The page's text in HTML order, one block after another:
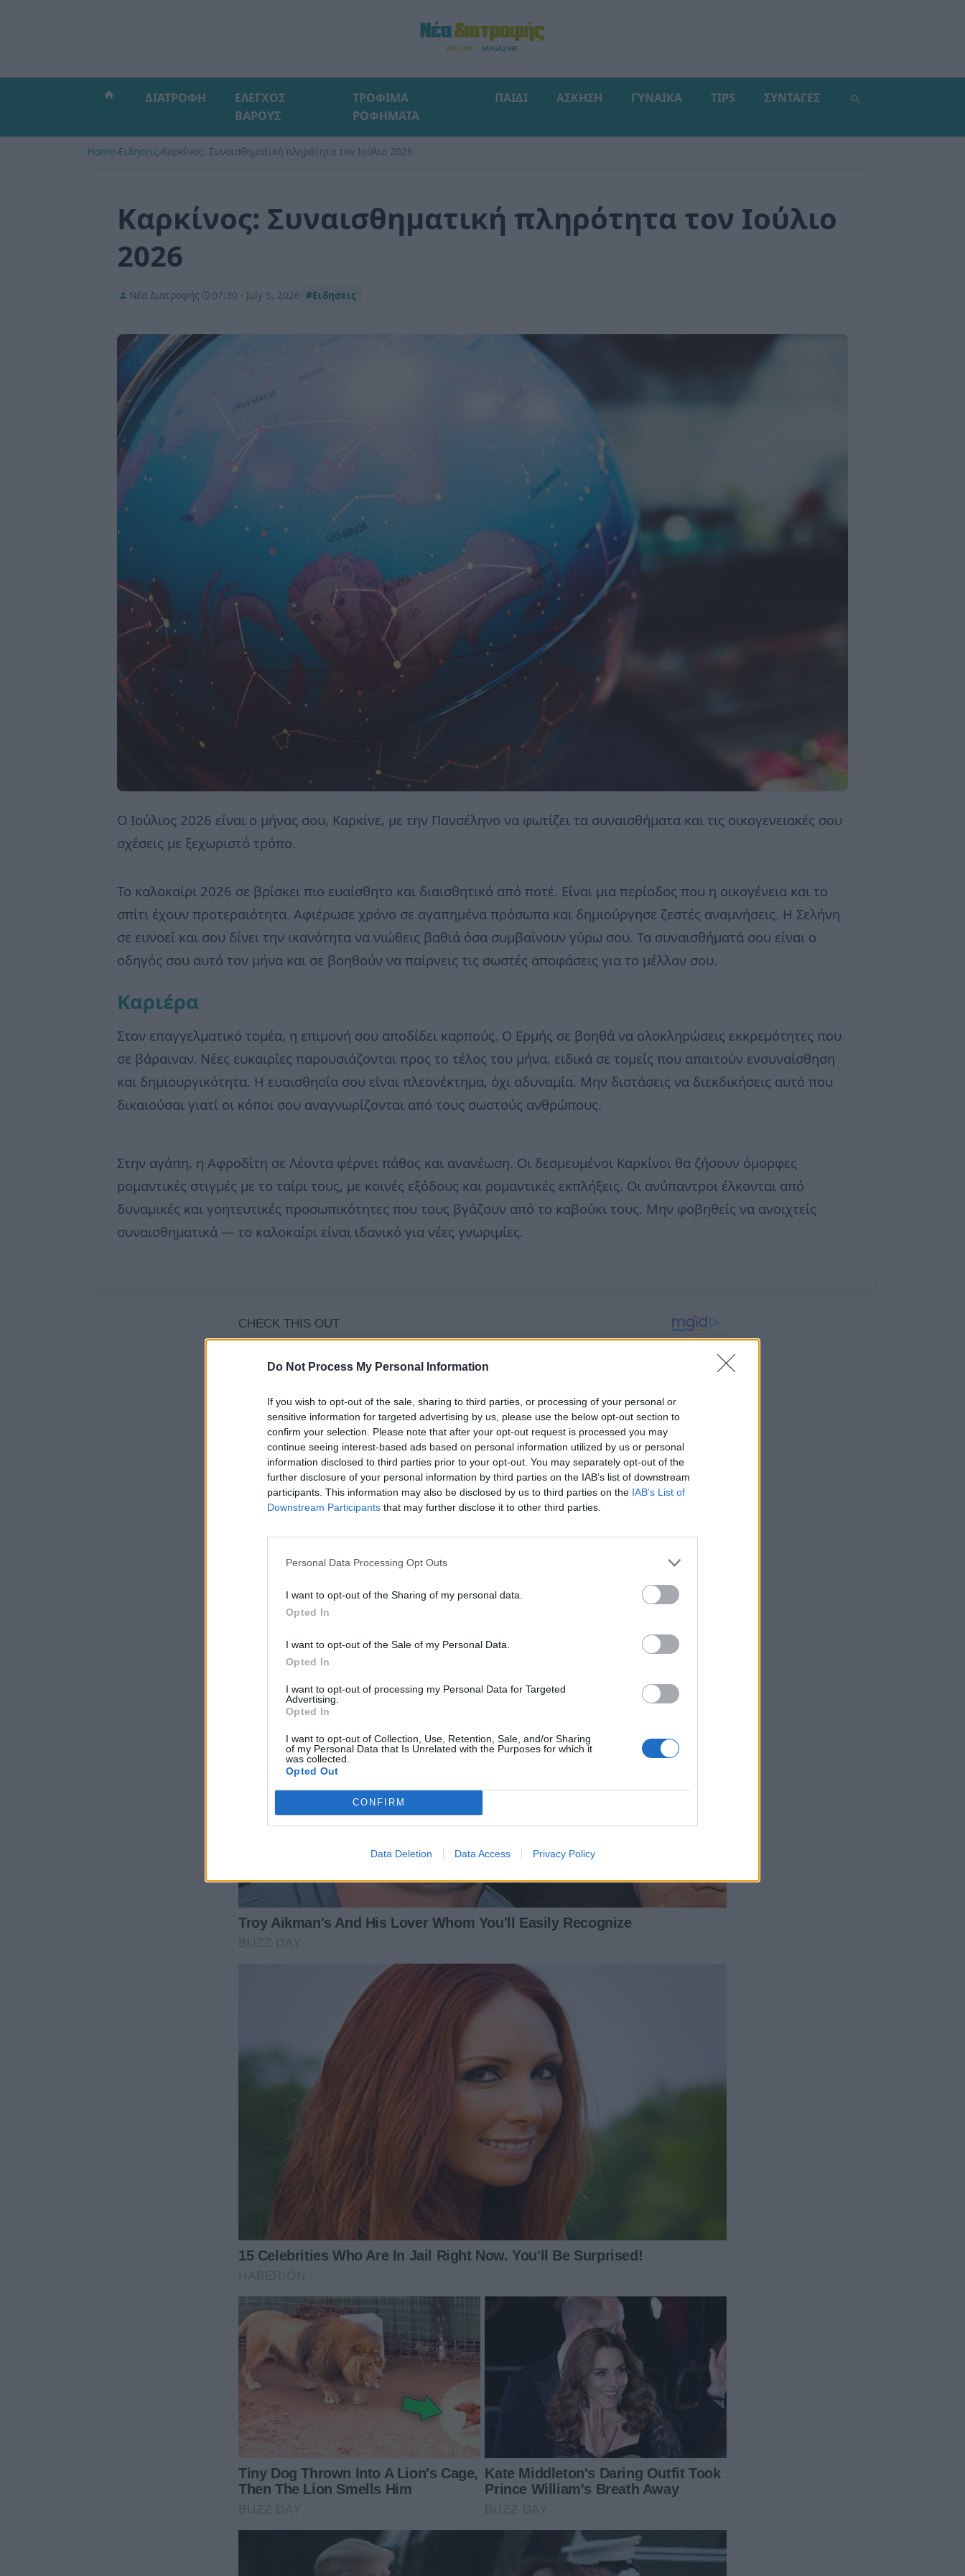
Do Not Process My Personal Information
If you wish to opt-out of the sale, sharing to third parties, or processing of your personal or
sensitive information for targeted advertising by us, please use the below opt-out section to
confirm your selection. Please note that after your opt-out request is processed you may
continue seeing interest-based ads based on personal information utilized by us or personal
information disclosed to third parties prior to your opt-out. You may separately opt-out of the
further disclosure of your personal information by third parties on the IAB’s list of downstream
participants. This information may also be disclosed by us to third parties on the IAB’s List of
Downstream Participants that may further disclose it to other third parties.
Personal Data Processing Opt Outs
I want to opt-out of the Sharing of my personal data.
Opted In
I want to opt-out of the Sale of my Personal Data.
Opted In
I want to opt-out of processing my Personal Data for Targeted
Advertising.
Opted In
I want to opt-out of Collection, Use, Retention, Sale, and/or Sharing
of my Personal Data that Is Unrelated with the Purposes for which it
was collected.
Opted Out
CONFIRM
Data Deletion Data Access Privacy Policy
ΔΙΑΤΡΟΦΗ
ΕΛΕΓΧΟΣ
ΒΑΡΟΥΣ
ΤΡΟΦΙΜΑ
ΡΟΦΗΜΑΤΑ
ΠΑΙΔΙ ΑΣΚΗΣΗ ΓΥΝΑΙΚΑ TIPS ΣΥΝΤΑΓΕΣ
Home›Ειδησεις›Καρκίνος: Συναισθηματική πληρότητα τον Ιούλιο 2026
Καρκίνος: Συναισθηματική πληρότητα τον Ιούλιο
2026
Νέα Διατροφής 07:30 - July 5, 2026 #Ειδησεις
Ο Ιούλιος 2026 είναι ο μήνας σου, Καρκίνε, με την Πανσέληνο να φωτίζει τα συναισθήματα και τις οικογενειακές σου
σχέσεις με ξεχωριστό τρόπο.
Το καλοκαίρι 2026 σε βρίσκει πιο ευαίσθητο και διαισθητικό από ποτέ. Είναι μια περίοδος που η οικογένεια και το
σπίτι έχουν προτεραιότητα. Αφιέρωσε χρόνο σε αγαπημένα πρόσωπα και δημιούργησε ζεστές αναμνήσεις. Η Σελήνη
σε ευνοεί και σου δίνει την ικανότητα να νιώθεις βαθιά όσα συμβαίνουν γύρω σου. Τα συναισθήματά σου είναι ο
οδηγός σου αυτό τον μήνα και σε βοηθούν να παίρνεις τις σωστές αποφάσεις για το μέλλον σου.
Καριέρα
Στον επαγγελματικό τομέα, η επιμονή σου αποδίδει καρπούς. Ο Ερμής σε βοηθά να ολοκληρώσεις εκκρεμότητες που
σε βάραιναν. Νέες ευκαιρίες παρουσιάζονται προς το τέλος του μήνα, ειδικά σε τομείς που απαιτούν ενσυναίσθηση
και δημιουργικότητα. Η ευαισθησία σου είναι πλεονέκτημα, όχι αδυναμία. Μην διστάσεις να διεκδικήσεις αυτό που
δικαιούσαι γιατί οι κόποι σου αναγνωρίζονται από τους σωστούς ανθρώπους.
Στην αγάπη, η Αφροδίτη σε Λέοντα φέρνει πάθος και ανανέωση. Οι δεσμευμένοι Καρκίνοι θα ζήσουν όμορφες
ρομαντικές στιγμές με το ταίρι τους, με κοινές εξόδους και ρομαντικές εκπλήξεις. Οι ανύπαντροι έλκονται από
δυναμικές και γοητευτικές προσωπικότητες που τους βγάζουν από το καβούκι τους. Μην φοβηθείς να ανοιχτείς
συναισθηματικά — το καλοκαίρι είναι ιδανικό για νέες γνωριμίες.